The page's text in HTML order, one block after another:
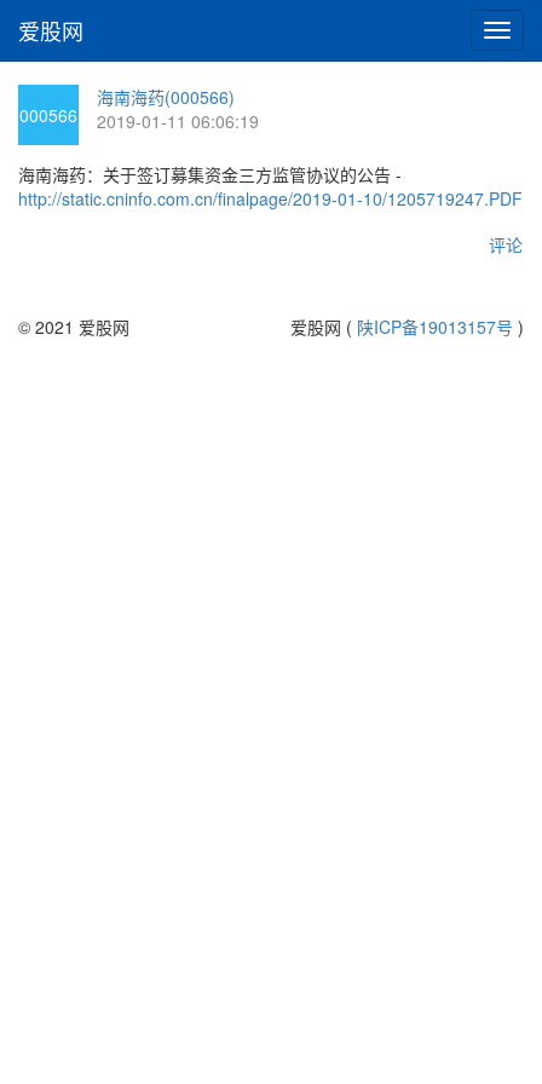
切
换
爱股网
000566
海南海药(000566)
2019-01-11 06:06:19
海南海药：关于签订募集资金三方监管协议的公告 -
http://static.cninfo.com.cn/finalpage/2019-01-10/1205719247.PDF
评论
© 2021 爱股网 爱股网 ( 陕ICP备19013157号 )